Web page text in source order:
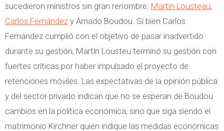
sucedieron ministros sin gran renombre: Martín Lousteau,
Carlos Fernández y Amado Boudou. Si bien Carlos
Fernández cumplió con el objetivo de pasar inadvertido
durante su gestión, Martín Lousteu terminó su gestión con
fuertes críticas por haber impulsado el proyecto de
retenciones móviles. Las expectativas de la opinión pública
y del sector privado indican que no se esperan de Boudou
cambios en la política económica, sino que siga siendo el
matrimonio Kirchner quién indique las medidas económicas